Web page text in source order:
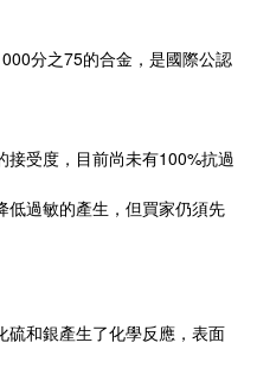
分之75的合金，是國際公認
受度，目前尚未有100%抗過
低過敏的產生，但買家仍須先
硫和銀產生了化學反應，表面